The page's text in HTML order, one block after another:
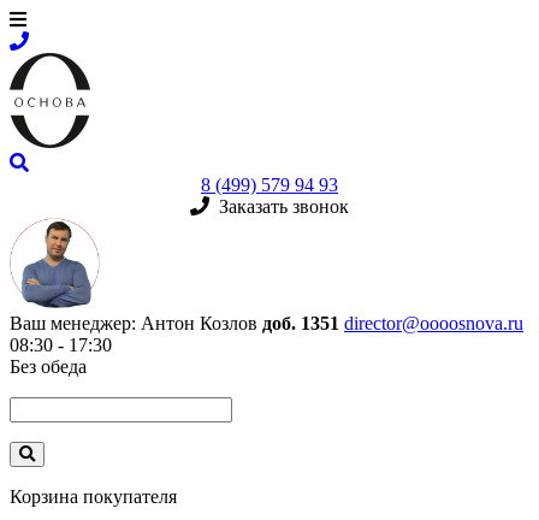
8 (499) 579 94 93
Заказать звонок
Ваш менеджер: Антон Козлов доб. 1351 director@oooosnova.ru
08:30 - 17:30
Без обеда
Корзина покупателя